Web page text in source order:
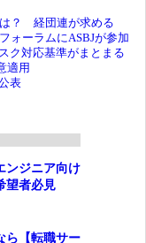
は？ 経団連が求める
ォーラムにASBJが参加
ク対応基準がまとまる
適用
表
ンジニア向け
望者必見
ら【転職サー